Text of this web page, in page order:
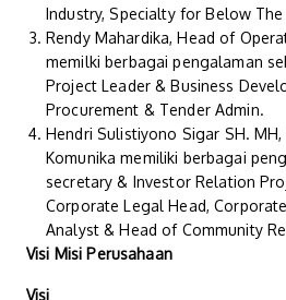
Industry, Specialty for Below
Rendy Mahardika, Head of
memilki berbagai pengalaman
Project Leader & Business
Procurement & Tender Admin.
Hendri Sulistiyono Sigar SH.
Komunika memiliki berbagai
secretary & Investor Relation
Corporate Legal Head,
Analyst & Head of Community
Visi Misi Perusahaan
Visi